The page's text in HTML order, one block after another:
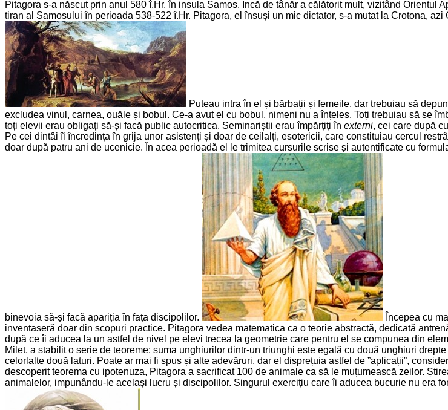
Pitagora s-a născut prin anul 580 î.Hr. în insula Samos. Încă de tânăr a călătorit mult, vizitând Orientul
tiran al Samosului în perioada 538-522 î.Hr. Pitagora, el însuși un mic dictator, s-a mutat la Crotona,
Puteau intra în el și bărbații și femeile, dar trebuiau să
excludea vinul, carnea, ouăle și bobul. Ce-a avut el cu bobul, nimeni nu a înțeles. Toți trebuiau să se
toți elevii erau obligați să-și facă public autocritica. Seminariștii erau împărțiți în externi, cei care după
Pe cei dintâi îi încredința în grija unor asistenți și doar de ceilalți, esotericii, care constituiau cercul
doar după patru ani de ucenicie. În acea perioadă el le trimitea cursurile scrise și autentificate cu
binevoia să-și facă apariția în fața discipolilor.
Începea cu
inventaseră doar din scopuri practice. Pitagora vedea matematica ca o teorie abstractă, dedicată
după ce îi aducea la un astfel de nivel pe elevi trecea la geometrie care pentru el se compunea din
Milet, a stabilit o serie de teoreme: suma unghiurilor dintr-un triunghi este egală cu două unghiuri
celorlalte două laturi. Poate ar mai fi spus și alte adevăruri, dar el disprețuia astfel de ”aplicații”,
descoperit teorema cu ipotenuza, Pitagora a sacrificat 100 de animale ca să le muțumească zeilor.
animalelor, impunându-le același lucru și discipolilor. Singurul exercițiu care îi aducea bucurie nu era